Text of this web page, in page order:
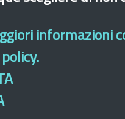
informazioni